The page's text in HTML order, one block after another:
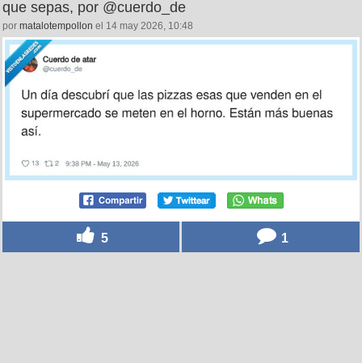
que sepas, por @cuerdo_de
por matalotempollon el 14 may 2026, 10:48
5 1